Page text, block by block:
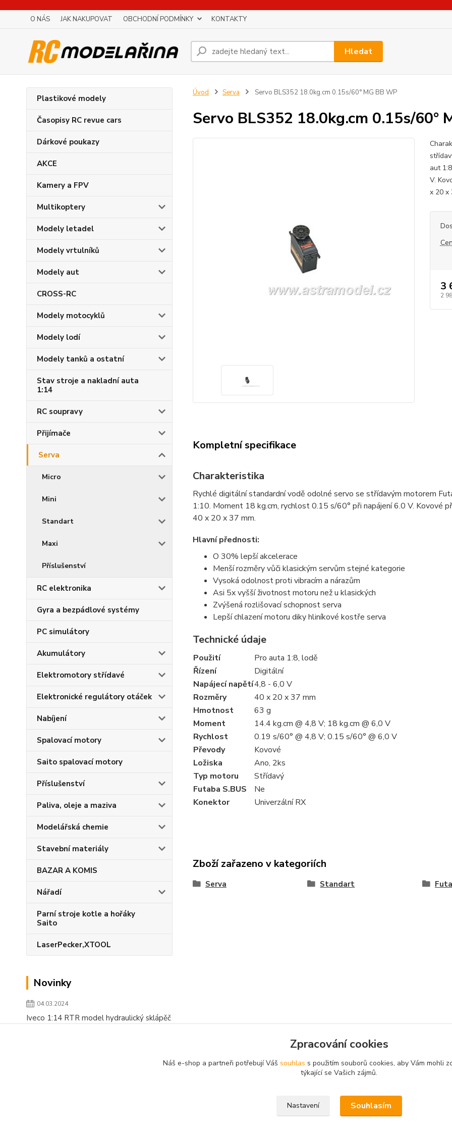
O NÁS JAK NAKUPOVAT OBCHODNÍ PODMÍNKY KONTAKTY
Hledat
Plastikové modely
Časopisy RC revue cars
Dárkové poukazy
AKCE
Kamery a FPV
Multikoptery
Modely letadel
Modely vrtulníků
Modely aut
CROSS-RC
Modely motocyklů
Modely lodí
Modely tanků a ostatní
Stav stroje a nakladní auta
1:14
RC soupravy
Přijímače
Serva
Micro
Mini
Standart
Maxi
Příslušenství
RC elektronika
Gyra a bezpádlové systémy
PC simulátory
Akumulátory
Elektromotory střídavé
Elektronické regulátory otáček
Nabíjení
Spalovací motory
Saito spalovací motory
Příslušenství
Paliva, oleje a maziva
Modelářská chemie
Stavební materiály
BAZAR A KOMIS
Nářadí
Parní stroje kotle a hořáky
Saito
LaserPecker,XTOOL
Novinky
04.03.2024
Iveco 1:14 RTR model hydraulický sklápěč
Úvod Serva Servo BLS352 18.0kg.cm 0.15s/60° MG BB WP
Servo BLS352 18.0kg.cm 0.15s/60°
aut
V.
x 20 x
3
2
Kompletní specifikace
Charakteristika
Rychlé digitální standardní vodě odolné servo se střídavým motorem
1:10. Moment 18 kg.cm, rychlost 0.15 s/60° při napájení 6.0 V. Kovové
40 x 20 x 37 mm.
Hlavní přednosti:
O 30% lepší akcelerace
Menší rozměry vůči klasickým servům stejné kategorie
Vysoká odolnost proti vibracím a nárazům
Asi 5x vyšší životnost motoru než u klasických
Zvýšená rozlišovací schopnost serva
Lepší chlazení motoru diky hliníkové kostře serva
Technické údaje
Použití
Pro auta 1:8, lodě
Řízení
Digitální
Napájecí napětí4,8 - 6,0 V
Rozměry
40 x 20 x 37 mm
Hmotnost
63 g
Moment
14.4 kg.cm @ 4,8 V; 18 kg.cm @ 6,0 V
Rychlost
0.19 s/60° @ 4,8 V; 0.15 s/60° @ 6,0 V
Převody
Kovové
Ložiska
Ano, 2ks
Typ motoru
Střídavý
Futaba S.BUS
Ne
Konektor
Univerzální RX
Zboží zařazeno v kategoriích
Serva Standart
Zpracování cookies
Náš e-shop a partneři potřebují Váš souhlas s použitím souborů cookies, aby Vám mohli
týkající se Vašich zájmů.
Nastavení Souhlasím